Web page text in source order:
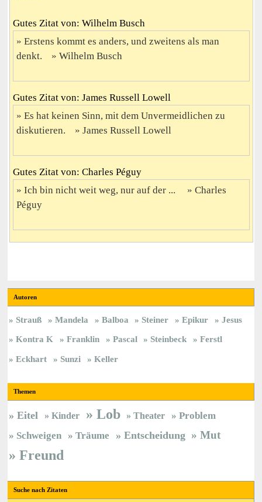
Gutes Zitat von: Wilhelm Busch
Erstens kommt es anders, und zweitens als man
denkt.
Wilhelm Busch
Gutes Zitat von: James Russell Lowell
Es hat keinen Sinn, mit dem Unvermeidlichen zu
diskutieren.
James Russell Lowell
Gutes Zitat von: Charles Péguy
Ich bin nicht weit weg, nur auf der ...
Charles
Péguy
Autoren
Strauß Mandela Balboa Steiner Epikur
Jesus
Kontra K
Franklin Pascal Steinbeck
Ferstl
Eckhart
Sunzi Keller
Themen
Eitel Kinder Lob Theater
Problem
Schweigen
Träume Entscheidung Mut
Freund
Suche nach Zitaten